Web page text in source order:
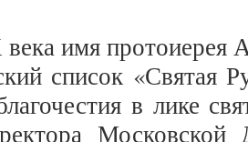
имя протоиерея
список «Святая
в лике